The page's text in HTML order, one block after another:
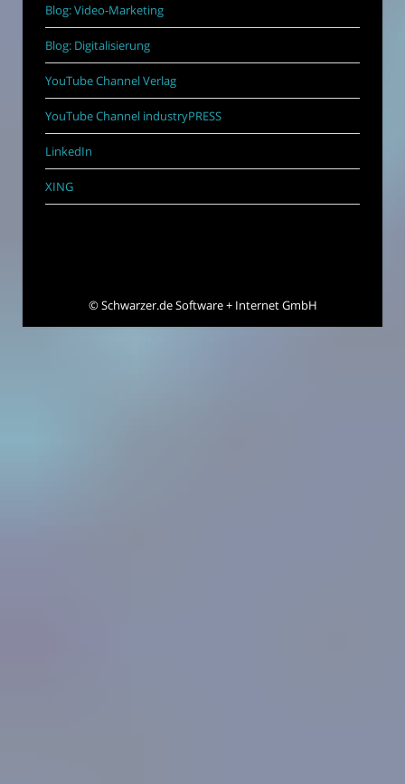
Blog: Video-Marketing
Blog: Digitalisierung
YouTube Channel Verlag
YouTube Channel industryPRESS
LinkedIn
XING
©Schwarzer.de Software + Internet GmbH